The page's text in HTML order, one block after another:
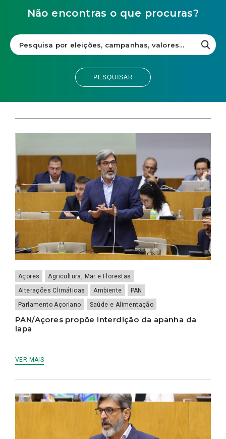
Não encontras o que procuras?
PESQUISAR
Açores
Agricultura, Mar e Florestas
Alterações Climáticas
Ambiente
PAN
Parlamento Açoriano
Saúde e Alimentação
PAN/Açores propõe interdição da apanha da
lapa
VER MAIS